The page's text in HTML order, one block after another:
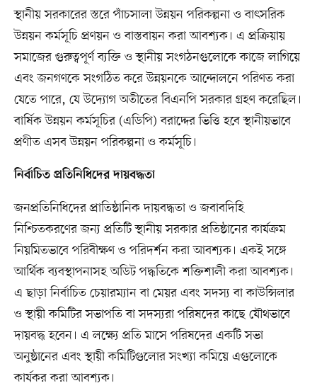
স্থানীয় সরকারের স্তরে পাঁচসালা উন্নয়ন পরিকল্পনা ও বাৎসরিক
উন্নয়ন কর্মসূচি প্রণয়ন ও বাস্তবায়ন করা আবশ্যক। এ প্রক্রিয়ায়
সমাজের গুরুত্বপূর্ণ ব্যক্তি ও স্থানীয় সংগঠনগুলোকে কাজে লাগিয়ে
এবং জনগণকে সংগঠিত করে উন্নয়নকে আন্দোলনে পরিণত করা
যেতে পারে, যে উদ্যোগ অতীতের বিএনপি সরকার গ্রহণ করেছিল।
বার্ষিক উন্নয়ন কর্মসূচির (এডিপি) বরাদ্দের ভিত্তি হবে স্থানীয়ভাবে
প্রণীত এসব উন্নয়ন পরিকল্পনা ও কর্মসূচি।
নির্বাচিত প্রতিনিধিদের দায়বদ্ধতা
জনপ্রতিনিধিদের প্রাতিষ্ঠানিক দায়বদ্ধতা ও জবাবদিহি
নিশ্চিতকরণের জন্য প্রতিটি স্থানীয় সরকার প্রতিষ্ঠানের কার্যক্রম
নিয়মিতভাবে পরিবীক্ষণ ও পরিদর্শন করা আবশ্যক। একই সঙ্গে
আর্থিক ব্যবস্থাপনাসহ অডিট পদ্ধতিকে শক্তিশালী করা আবশ্যক।
এ ছাড়া নির্বাচিত চেয়ারম্যান বা মেয়র এবং সদস্য বা কাউন্সিলার
ও স্থায়ী কমিটির সভাপতি বা সদস্যরা পরিষদের কাছে যৌথভাবে
দায়বদ্ধ হবেন। এ লক্ষ্যে প্রতি মাসে পরিষদের একটি সভা
অনুষ্ঠানের এবং স্থায়ী কমিটিগুলোর সংখ্যা কমিয়ে এগুলোকে
কার্যকর করা আবশ্যক।